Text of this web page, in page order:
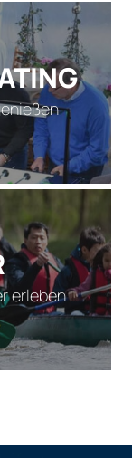
erleben